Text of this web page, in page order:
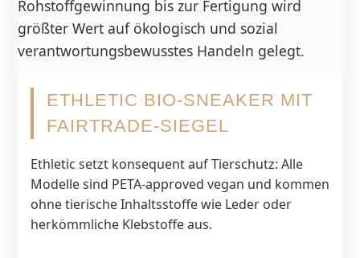
Rohstoffgewinnung bis zur Fertigung wird
größter Wert auf ökologisch und sozial
verantwortungsbewusstes Handeln gelegt.
ETHLETIC BIO-SNEAKER MIT
FAIRTRADE-SIEGEL
Ethletic setzt konsequent auf Tierschutz: Alle
Modelle sind PETA-approved vegan und kommen
ohne tierische Inhaltsstoffe wie Leder oder
herkömmliche Klebstoffe aus.